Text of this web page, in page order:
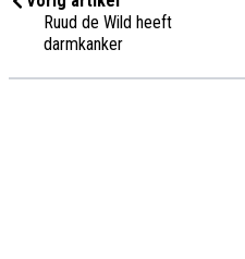
Ruud de Wild heeft
darmkanker